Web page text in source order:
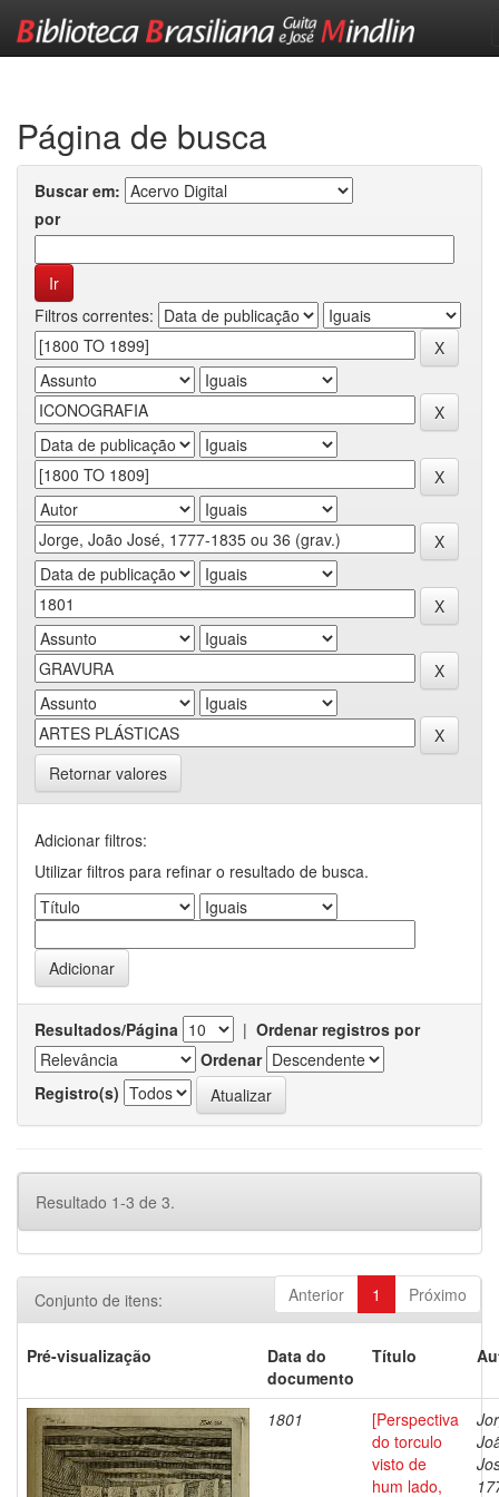
Página de busca
Buscar em:
por
Filtros correntes:
Retornar valores
Adicionar filtros:
Utilizar filtros para refinar o resultado de busca.
Resultados/Página | Ordenar registros por
Ordenar
Registro(s)
Resultado 1-3 de 3.
Anterior 1 Próximo
Conjunto de itens:
Pré-visualização
Data do
documento
Título
1801
[Perspectiva
do torculo
visto de
hum lado,